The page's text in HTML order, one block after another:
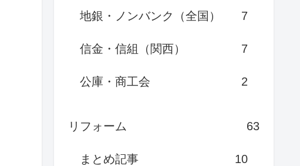
地銀・ノンバンク（全国） 7
信金・信組（関西） 7
公庫・商工会 2
リフォーム 63
まとめ記事 10